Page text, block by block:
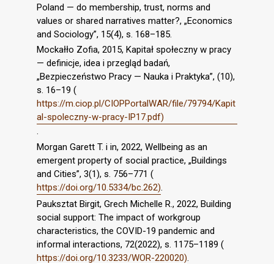
Poland — do membership, trust, norms and
values or shared narratives matter?, „Economics
and Sociology”, 15(4), s. 168–185.
Mockałło Zofia, 2015, Kapitał społeczny w pracy
— definicje, idea i przegląd badań,
„Bezpieczeństwo Pracy — Nauka i Praktyka”, (10),
s. 16–19 (
https://m.ciop.pl/CIOPPortalWAR/file/79794/Kapit
al-spoleczny-w-pracy-IP17.pdf)
.
Morgan Garett T. i in, 2022, Wellbeing as an
emergent property of social practice, „Buildings
and Cities”, 3(1), s. 756–771 (
https://doi.org/10.5334/bc.262).
Pauksztat Birgit, Grech Michelle R., 2022, Building
social support: The impact of workgroup
characteristics, the COVID-19 pandemic and
informal interactions, 72(2022), s. 1175–1189 (
https://doi.org/10.3233/WOR-220020).